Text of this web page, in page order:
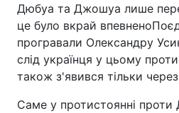
Дюбуа та Джошуа лише
це було вкрай
програвали Олександру
слід українця у цьому
також з'явився тільки
Саме у протистоянні